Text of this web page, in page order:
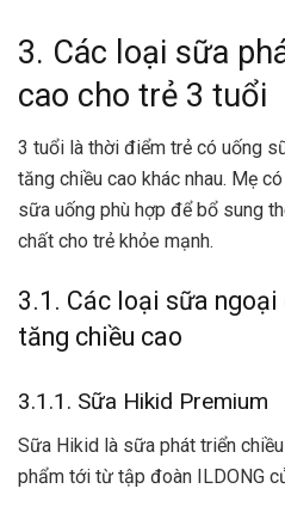
3. Các loại sữa
cao cho trẻ 3 tuổi
3 tuổi là thời điểm trẻ có uống
tăng chiều cao khác nhau. Mẹ
sữa uống phù hợp để bổ sung
chất cho trẻ khỏe mạnh.
3.1. Các loại sữa
tăng chiều cao
3.1.1. Sữa Hikid Premium
Sữa Hikid là sữa phát triển
phẩm tới từ tập đoàn ILDONG